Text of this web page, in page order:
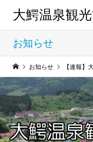
大鰐温泉観
お知らせ
お知らせ 【速報】